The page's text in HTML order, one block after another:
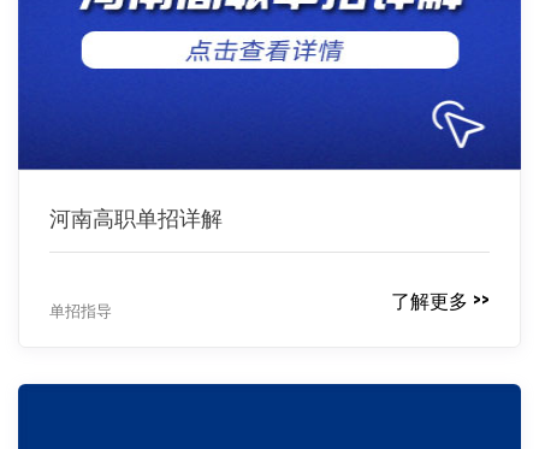
河南高职单招详解
单招指导 了解更多 >>